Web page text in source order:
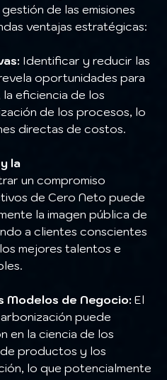
de las emisiones
ventajas estratégicas:
Identificar y reducir las
oportunidades para
eficiencia de los
de los procesos, lo
directas de costos.
la
un compromiso
de Cero Neto puede
la imagen pública de
a clientes conscientes
mejores talentos e
Modelos de Negocio: El
puede
en la ciencia de los
productos y los
lo que potencialmente